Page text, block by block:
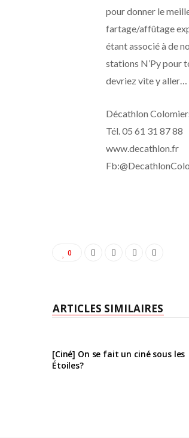
pour donner le
fartage/affûtage
étant associé à de
stations N’Py pour
devriez vite y aller…
Décathlon
Tél. 05 61 31 87 88
www.decathlon.fr
0
ARTICLES SIMILAIRES
[Ciné] On se fait un ciné sous les
Étoiles?